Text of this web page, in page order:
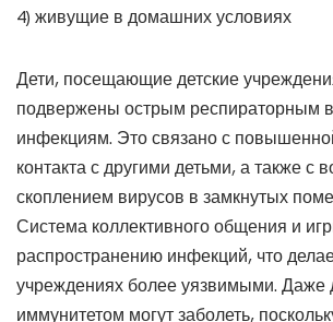
4) живущие в домашних условиях
Дети, посещающие детские
подвержены острым респираторным
инфекциям. Это связано с
контакта с другими детьми, а также с
скоплением вирусов в замкнутых
Система коллективного общения и
распространению инфекций, что
учреждениях более уязвимыми. Даже
иммунитетом могут заболеть,